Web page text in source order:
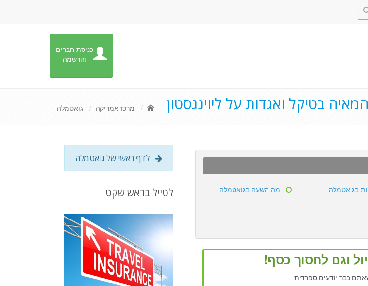
כניסת חברים
והרשמה
בטיקל ואגדות על ליוינגסטון מרכז אמריקה גואטמלה
בגואטמלה
מה השעה בגואטמלה
וגם לחסוך כסף!
כבר יודעים ספרדית
לדף ראשי של גואטמלה
לטייל בראש שקט